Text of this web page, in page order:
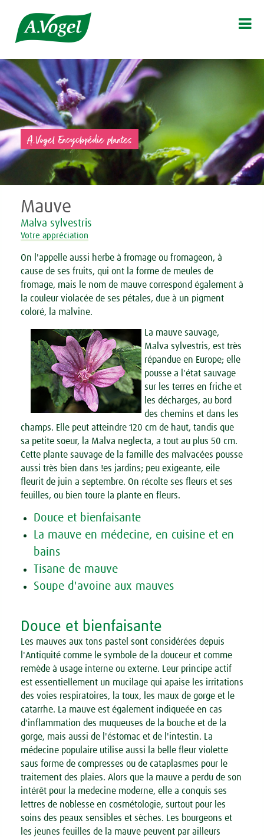

A.Vogel Encyclopédie plantes
Mauve
Malva sylvestris
Votre appréciation
On l'appelle aussi herbe à fromage ou fromageon, à
cause de ses fruits, qui ont la forme de meules de
fromage, mais le nom de mauve correspond également à
la couleur violacée de ses pétales, due à un pigment
coloré, la malvine.
La mauve sauvage,
Malva sylvestris, est très
répandue en Europe; elle
pousse a l'état sauvage
sur les terres en friche et
les décharges, au bord
des chemins et dans les
champs. Elle peut atteindre 120 cm de haut, tandis que
sa petite soeur, la Malva neglecta, a tout au plus 50 cm.
Cette plante sauvage de la famille des malvacées pousse
aussi très bien dans !es jardins; peu exigeante, eile
fleurit de juin a septembre. On récolte ses fleurs et ses
feuilles, ou bien toure la plante en fleurs.
Douce et bienfaisante
La mauve en médecine, en cuisine et en
bains
Tisane de mauve
Soupe d'avoine aux mauves
Douce et bienfaisante
Les mauves aux tons pastel sont considérées depuis
l'Antiquité comme le symbole de la douceur et comme
remède à usage interne ou externe. Leur principe actif
est essentiellement un mucilage qui apaise les irritations
des voies respiratoires, la toux, les maux de gorge et le
catarrhe. La mauve est également indiqueée en cas
d'inflammation des muqueuses de la bouche et de la
gorge, mais aussi de l'éstomac et de l'intestin. La
médecine populaire utilise aussi la belle fleur violette
saus forme de compresses ou de cataplasmes pour le
traitement des plaies. Alors que la mauve a perdu de son
intérêt pour la medecine moderne, elle a conquis ses
lettres de noblesse en cosmétologie, surtout pour les
soins des peaux sensibles et sèches. Les bourgeons et
les jeunes feuilles de la mauve peuvent par ailleurs